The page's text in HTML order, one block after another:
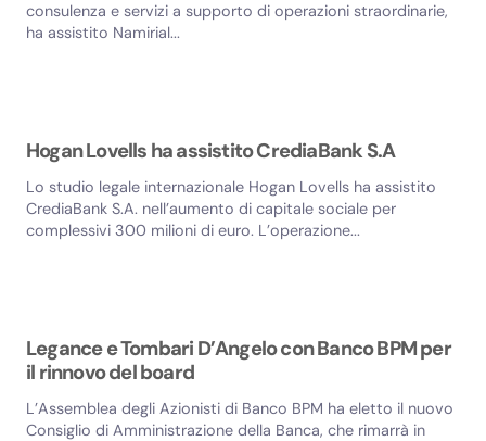
consulenza e servizi a supporto di operazioni straordinarie,
ha assistito Namirial...
Hogan Lovells ha assistito CrediaBank S.A
Lo studio legale internazionale Hogan Lovells ha assistito
CrediaBank S.A. nell’aumento di capitale sociale per
complessivi 300 milioni di euro. L’operazione...
Legance e Tombari D’Angelo con Banco BPM per
il rinnovo del board
L’Assemblea degli Azionisti di Banco BPM ha eletto il nuovo
Consiglio di Amministrazione della Banca, che rimarrà in